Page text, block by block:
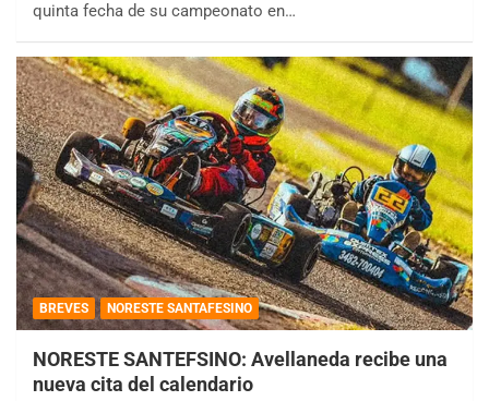
quinta fecha de su campeonato en…
BREVES NORESTE SANTAFESINO
NORESTE SANTEFSINO: Avellaneda recibe una
nueva cita del calendario